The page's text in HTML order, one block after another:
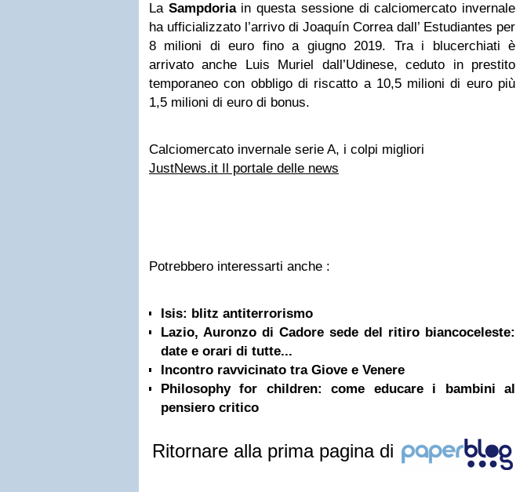
La Sampdoriain questa sessione di calciomercato invernale
ha ufficializzato l’arrivo di Joaquín Correa dall’ Estudiantes per
8 milioni di euro fino a giugno 2019. Tra i blucerchiati è
arrivato anche Luis Muriel dall’Udinese, ceduto in prestito
temporaneo con obbligo di riscatto a 10,5 milioni di euro più
1,5 milioni di euro di bonus.
Calciomercato invernale serie A, i colpi migliori
JustNews.it Il portale delle news
Potrebbero interessarti anche :
Isis: blitz antiterrorismo
Lazio, Auronzo di Cadore sede del ritiro biancoceleste:
date e orari di tutte...
Incontro ravvicinato tra Giove e Venere
Philosophy for children: come educare i bambini al
pensiero critico
Ritornare alla prima pagina di